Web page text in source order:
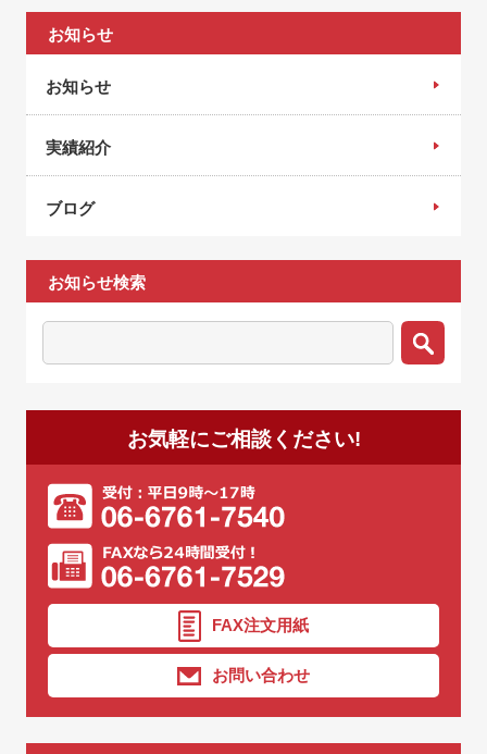
お知らせ
お知らせ
実績紹介
ブログ
お知らせ検索
お気軽にご相談ください!
FAX注文用紙
お問い合わせ